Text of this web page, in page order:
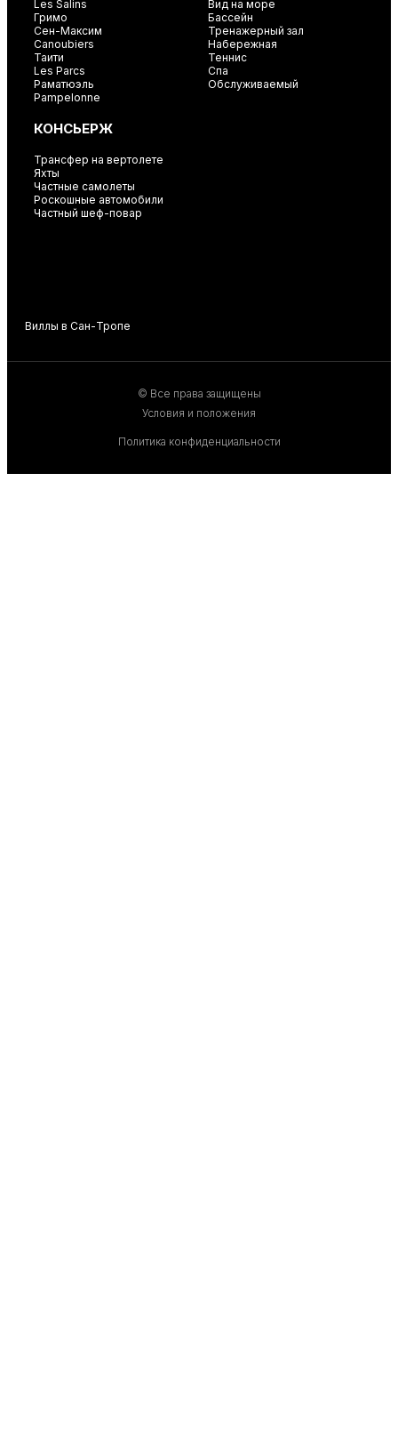
Les Salins
Гримо
Сен-Максим
Canoubiers
Таити
Les Parcs
Раматюэль
Pampelonne
Вид на море
Бассейн
Тренажерный зал
Набережная
Теннис
Спа
Обслуживаемый
КОНСЬЕРЖ
Трансфер на вертолете
Яхты
Частные самолеты
Роскошные автомобили
Частный шеф-повар
Виллы в Сан-Тропе
© Все права защищены
Условия и положения
Политика конфиденциальности